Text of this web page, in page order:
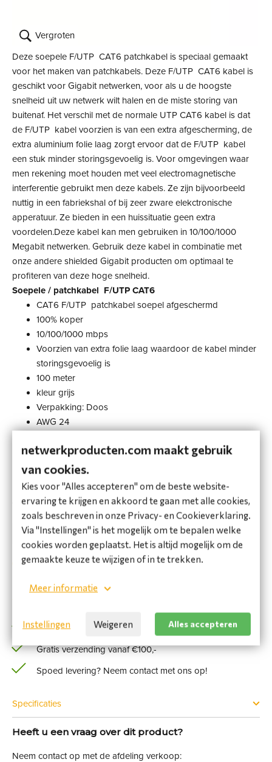
Vergroten
Deze soepele F/UTP CAT6 patchkabel is speciaal gemaakt
voor het maken van patchkabels. Deze F/UTP CAT6 kabel is
geschikt voor Gigabit netwerken, voor als u de hoogste
snelheid uit uw netwerk wilt halen en de miste storing van
buitenaf. Het verschil met de normale UTP CAT6 kabel is dat
de F/UTP kabel voorzien is van een extra afgescherming, de
extra aluminium folie laag zorgt ervoor dat de F/UTP kabel
een stuk minder storingsgevoelig is. Voor omgevingen waar
men rekening moet houden met veel electromagnetische
interferentie gebruikt men deze kabels. Ze zijn bijvoorbeeld
nuttig in een fabriekshal of bij zeer zware elekctronische
apperatuur. Ze bieden in een huissituatie geen extra
voordelen.Deze kabel kan men gebruiken in 10/100/1000
Megabit netwerken. Gebruik deze kabel in combinatie met
onze andere shielded Gigabit producten om optimaal te
profiteren van deze hoge snelheid.
Soepele / patchkabel F/UTP CAT6
CAT6 F/UTP patchkabel soepel afgeschermd
100% koper
10/100/1000 mbps
Voorzien van extra folie laag waardoor de kabel minder
storingsgevoelig is
100 meter
kleur grijs
Verpakking: Doos
AWG 24
Merk Konig
€ 72,60 incl. BTW
€ 60,00 excl. BTW
Bestel
Beperkte voorraad
Voor 16:00 uur besteld, vandaag verstuurd*
Gratis verzending vanaf €100,-
Spoed levering? Neem contact met ons op!
Specificaties
Heeft u een vraag over dit product?
Neem contact op met de afdeling verkoop:
netwerkproducten.com maakt gebruik
van cookies.
Kies voor "Alles accepteren" om de beste website-
ervaring te krijgen en akkoord te gaan met alle cookies,
zoals beschreven in onze Privacy- en Cookieverklaring.
Via "Instellingen" is het mogelijk om te bepalen welke
cookies worden geplaatst. Het is altijd mogelijk om de
gemaakte keuze te wijzigen of in te trekken.
Meer informatie
Instellingen Weigeren Alles accepteren